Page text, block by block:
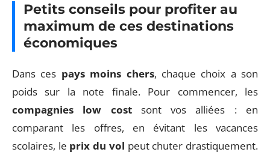
Petits conseils pour profiter au
maximum de ces destinations
économiques
Dans ces pays moins chers, chaque choix a son
poids sur la note finale. Pour commencer, les
compagnies low costsont vos alliées : en
comparant les offres, en évitant les vacances
scolaires, le prix du vol peut chuter drastiquement.